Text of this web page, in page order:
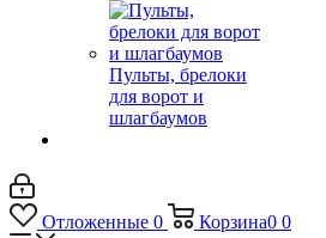
Пульты, брелоки
для ворот и
шлагбаумов
Отложенные 0 Корзина0 0